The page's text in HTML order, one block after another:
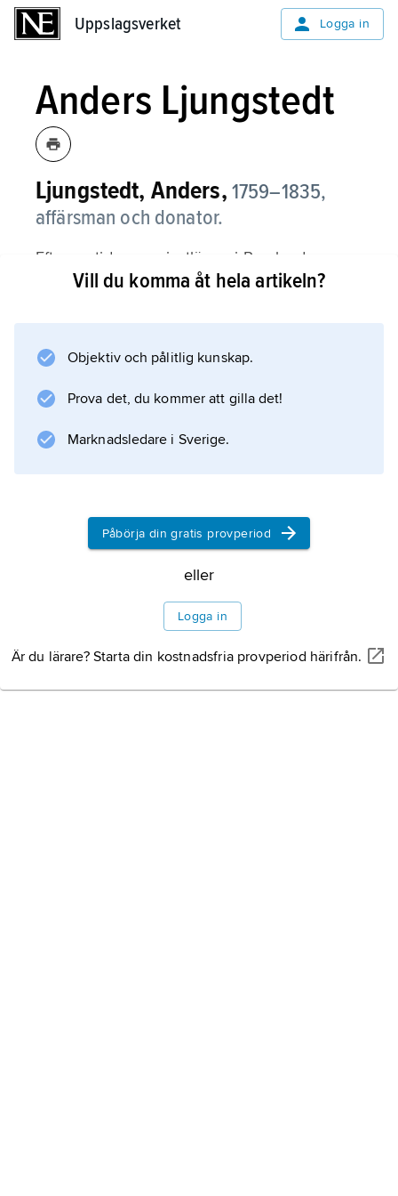
Uppslagsverket Logga in
Anders Ljungstedt
Ljungstedt, Anders, 1759–1835,
affärsman och donator.
Efter en tid som privatlärare i Ryssland
återvände Anders Ljungstedt till Sverige och
Ostindiska kompaniets tjänst i Kina, varefter
var Ljungstedt verksam i den portugisiska
An Historical
Information om artikeln
Vill du komma åt hela artikeln?
Objektiv och pålitlig kunskap.
Prova det, du kommer att gilla det!
Marknadsledare i Sverige.
Påbörja din gratis provperiod
eller
Logga in
Är du lärare? Starta din kostnadsfria provperiod härifrån.